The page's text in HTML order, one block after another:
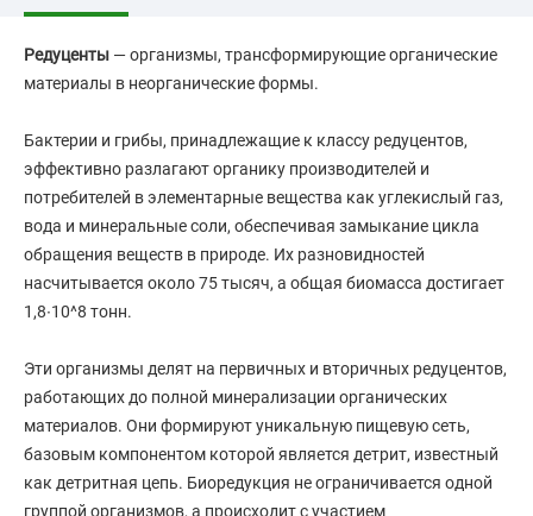
Редуценты — организмы, трансформирующие органические
материалы в неорганические формы.
Бактерии и грибы, принадлежащие к классу редуцентов,
эффективно разлагают органику производителей и
потребителей в элементарные вещества как углекислый газ,
вода и минеральные соли, обеспечивая замыкание цикла
обращения веществ в природе. Их разновидностей
насчитывается около 75 тысяч, а общая биомасса достигает
1,8∙10^8 тонн.
Эти организмы делят на первичных и вторичных редуцентов,
работающих до полной минерализации органических
материалов. Они формируют уникальную пищевую сеть,
базовым компонентом которой является детрит, известный
как детритная цепь. Биоредукция не ограничивается одной
группой организмов, а происходит с участием